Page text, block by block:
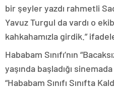
bir şeyler yazdı rahmetli
Yavuz Turgul da vardı o
kahkahamızla girdik.”
Hababam Sınıfı’nın
yaşında başladığı
“Hababam Sınıfı Sınıfta